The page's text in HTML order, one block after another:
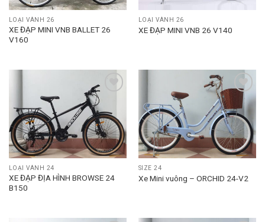
LOẠI VÀNH 26
XE ĐẠP MINI VNB BALLET 26
V160
LOẠI VÀNH 26
XE ĐẠP MINI VNB 26 V140
Add to
wishlist
LOẠI VÀNH 24
XE ĐẠP ĐỊA HÌNH BROWSE 24
B150
Add to
wishlist
SIZE 24
Xe Mini vuông – ORCHID 24-V2